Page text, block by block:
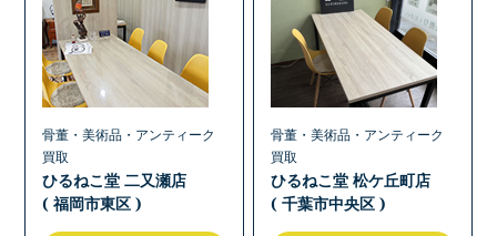
骨董・美術品・アンティーク
買取
ひるねこ堂 二又瀬店
( 福岡市東区 )
骨董・美術品・アンティーク
買取
ひるねこ堂 松ケ丘町店
( 千葉市中央区 )